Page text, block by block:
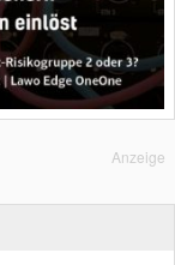
Anzeige